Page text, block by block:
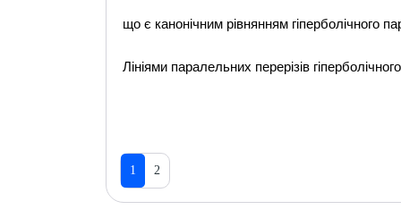
що є канонічним рівнянням гіперболічного
Лініями паралельних перерізів
1 2